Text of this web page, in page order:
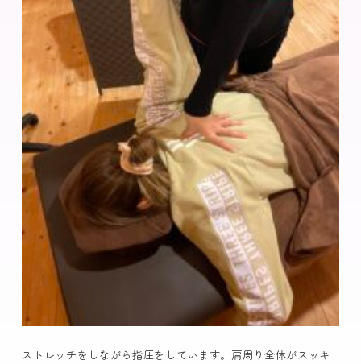
ストレッチをしながら指圧をしています。肩周り全体がスッキ